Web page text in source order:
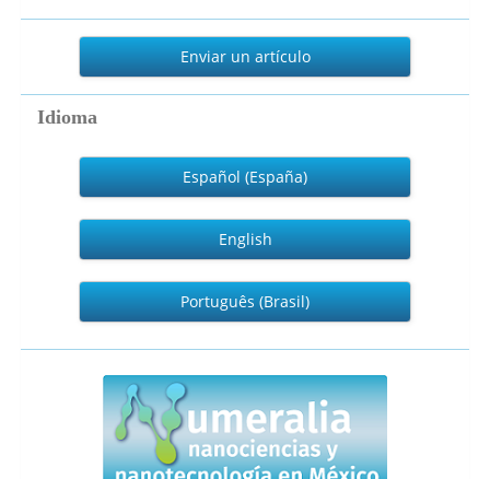
Enviar
artículo
Enviar un artículo
Idioma
Español (España)
English
Português (Brasil)
numeralia